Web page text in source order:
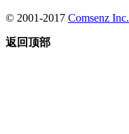
© 2001-2017 Comsenz Inc.
返回顶部